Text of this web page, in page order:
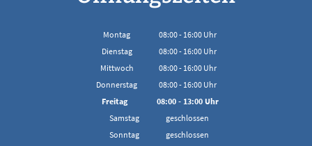
Montag 08:00- 16:00Uhr
Von 08:00 bis 16:00 Uhr
Dienstag 08:00- 16:00Uhr
Von 08:00 bis 16:00 Uhr
Mittwoch 08:00- 16:00Uhr
Von 08:00 bis 16:00 Uhr
Donnerstag 08:00- 16:00Uhr
Von 08:00 bis 16:00 Uhr
Freitag 08:00- 13:00Uhr
Samstag
geschlossen
Sonntag
geschlossen